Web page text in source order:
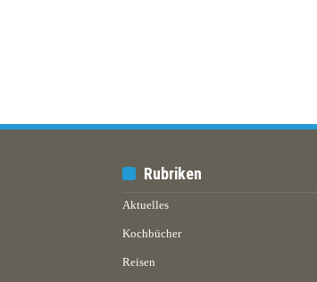
Rubriken
Aktuelles
Kochbücher
Reisen